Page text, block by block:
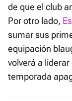
de que el club
Por otro lado,
sumar sus
equipación
volverá a
temporada